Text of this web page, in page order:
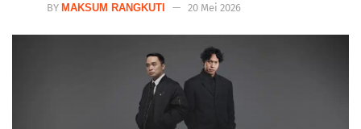
BY MAKSUM RANGKUTI 20 Mei 2026